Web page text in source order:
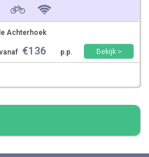
Achterhoek
vanaf €136 p.p. Bekijk >